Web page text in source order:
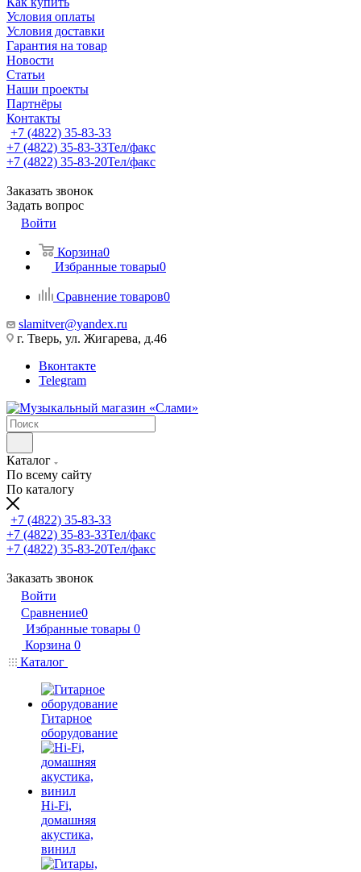
Условия оплаты
Условия доставки
Гарантия на товар
Новости
Статьи
Наши проекты
Партнёры
Контакты
+7 (4822) 35-83-33
+7 (4822) 35-83-33Тел/факс
+7 (4822) 35-83-20Тел/факс
Заказать звонок
Задать вопрос
Войти
Корзина0
Избранные товары0
Сравнение товаров0
slamitver@yandex.ru
г. Тверь, ул. Жигарева, д.46
Вконтакте
Telegram
Каталог
По всему сайту
По каталогу
+7 (4822) 35-83-33
+7 (4822) 35-83-33Тел/факс
+7 (4822) 35-83-20Тел/факс
Заказать звонок
Войти
Сравнение0
Избранные товары 0
Корзина 0
Каталог
Гитарное
оборудование
Hi-Fi,
домашняя
акустика,
винил